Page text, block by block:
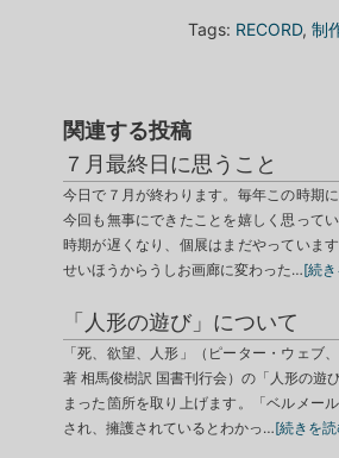
Tags: RECORD, 制
関連する投稿
７月最終日に思うこと
今日で７月が終わります。毎年この時期
今回も無事にできたことを嬉しく思って
時期が遅くなり、個展はまだやっていま
せいほうからうしお画廊に変わった…[続
「人形の遊び」について
「死、欲望、人形」（ピーター・ウェブ
著 相馬俊樹訳 国書刊行会）の「人形の遊
まった箇所を取り上げます。「ベルメー
され、擁護されているとわかっ…[続きを